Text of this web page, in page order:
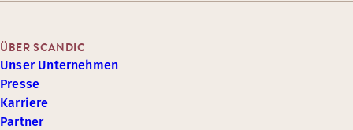
ÜBER SCANDIC
Unser Unternehmen
Presse
Karriere
Partner